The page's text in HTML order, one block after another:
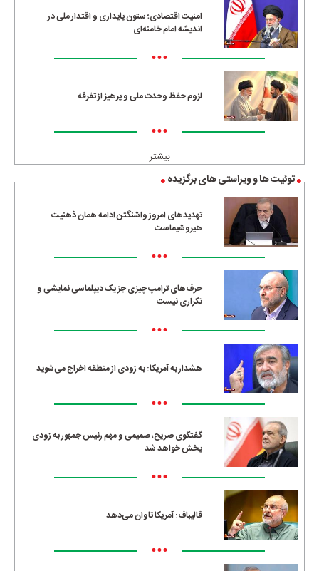
امنیت اقتصادی؛ ستون پایداری و اقتدار ملی در
اندیشه امام خامنه‌ای
•••
لزوم حفظ وحدت ملی و پرهیز از تفرقه
•••
بیشتر
توئیت ها و ویراستی های برگزیده
تهدیدهای امروز واشنگتن ادامه همان ذهنیت
هیروشیماست
•••
حرف‌های ترامپ چیزی جز یک دیپلماسی نمایشی و
تکراری نیست
•••
هشدار به آمریکا: به زودی از منطقه اخراج می‌شوید
•••
گفتگوی صریح، صمیمی و مهم رئیس جمهور به زودی
پخش خواهد شد
•••
قالیباف: آمریکا تاوان می‌دهد
•••